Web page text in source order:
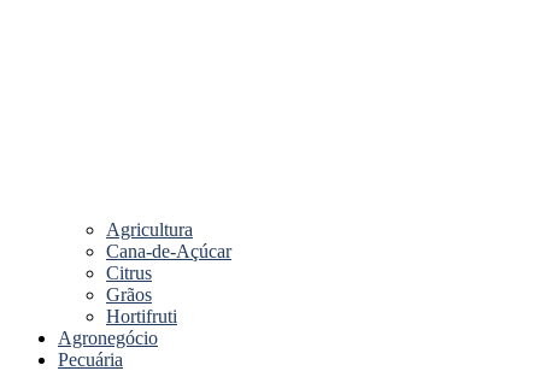
Agricultura
Cana-de-Açúcar
Citrus
Grãos
Hortifruti
Agronegócio
Pecuária